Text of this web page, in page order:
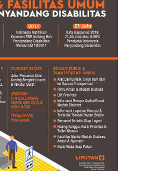
(Liputan6.com/Triyasni)